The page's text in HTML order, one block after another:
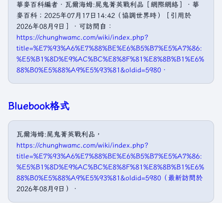
華麥百科編者．瓦爾海姆:屍鬼菁英戰利品［網際網絡］．華
麥百科；2025年07月17日14:42（協調世界時）［引用於
2026年08月9日］．可訪問自：
https://chunghwamc.com/wiki/index.php?
title=%E7%93%A6%E7%88%BE%E6%B5%B7%E5%A7%86:
%E5%B1%8D%E9%AC%BC%E8%8F%81%E8%8B%B1%E6%
88%B0%E5%88%A9%E5%93%81&oldid=5980．
Bluebook格式
瓦爾海姆:屍鬼菁英戰利品，
https://chunghwamc.com/wiki/index.php?
title=%E7%93%A6%E7%88%BE%E6%B5%B7%E5%A7%86:
%E5%B1%8D%E9%AC%BC%E8%8F%81%E8%8B%B1%E6%
88%B0%E5%88%A9%E5%93%81&oldid=5980（最新訪問於
2026年08月9日）．